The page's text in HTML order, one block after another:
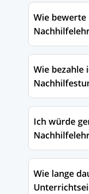
Wie
Wie bezahle
Ich würde
Wie lange